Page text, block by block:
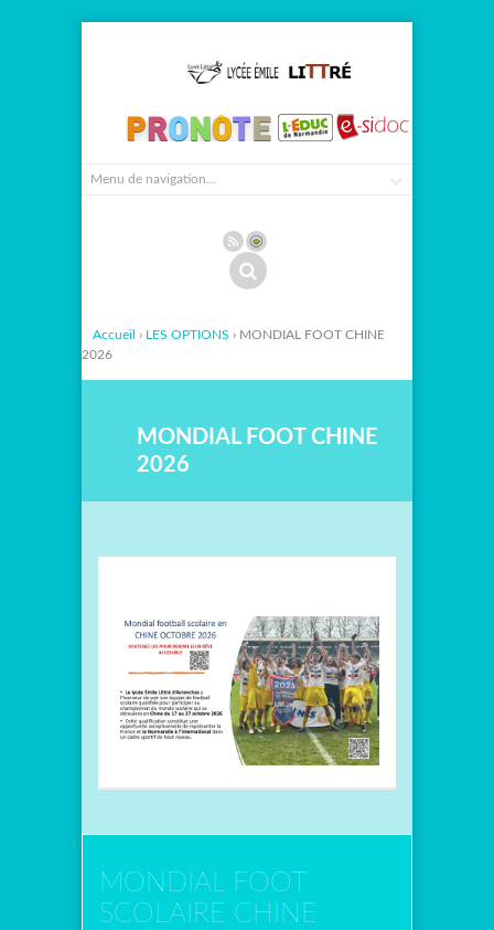
Accueil › LES OPTIONS › MONDIAL FOOT CHINE
2026
MONDIAL FOOT CHINE
2026
MONDIAL FOOT
SCOLAIRE CHINE